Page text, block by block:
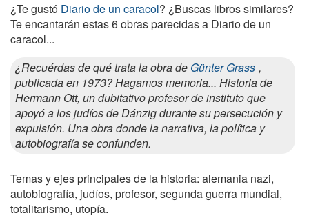
¿Te gustó Diario de un caracol? ¿Buscas libros similares?
Te encantarán estas 6 obras parecidas a Diario de un
caracol...
¿Recuérdas de qué trata la obra de Günter Grass ,
publicada en 1973? Hagamos memoria... Historia de
Hermann Ott, un dubitativo profesor de instituto que
apoyó a los judíos de Dánzig durante su persecución y
expulsión. Una obra donde la narrativa, la política y
autobiografía se confunden.
Temas y ejes principales de la historia: alemania nazi,
autobiografía, judíos, profesor, segunda guerra mundial,
totalitarismo, utopía.